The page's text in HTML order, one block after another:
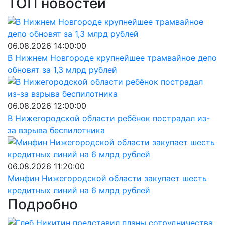
06.08.2026 14:00:00
В Нижнем Новгороде крупнейшее трамвайное депо
обновят за 1,3 млрд рублей
06.08.2026 12:00:00
В Нижегородской области ребёнок пострадал из-
за взрыва беспилотника
06.08.2026 11:20:00
Минфин Нижегородской области закупает шесть
кредитных линий на 6 млрд рублей
Подробно